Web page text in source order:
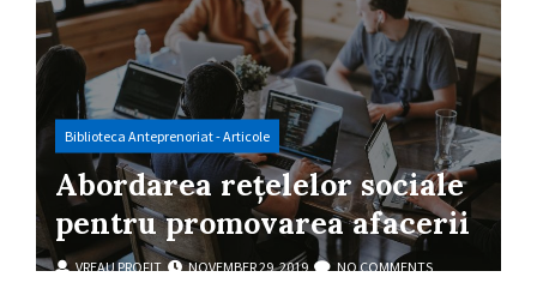
Biblioteca Anteprenoriat - Articole
Abordarea rețelelor sociale
pentru promovarea afacerii
VREAU PROFIT NOVEMBER 29, 2019 NO COMMENTS